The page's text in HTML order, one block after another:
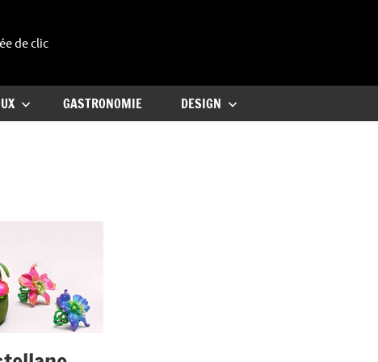
de clic
GASTRONOMIE DESIGN